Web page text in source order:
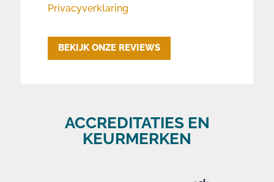
Privacyverklaring
BEKIJK ONZE REVIEWS
ACCREDITATIES EN
KEURMERKEN